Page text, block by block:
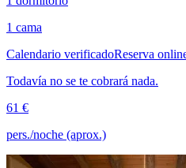
1 cama
Calendario verificadoReserva
Todavía no se te cobrará nada.
61 €
pers./noche (aprox.)